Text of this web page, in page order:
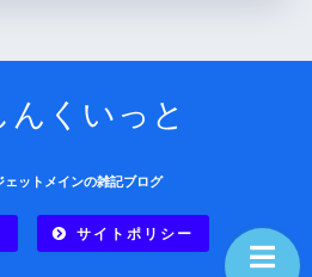
んくいっと
ェットメインの雑記ブログ
サイトポリシー